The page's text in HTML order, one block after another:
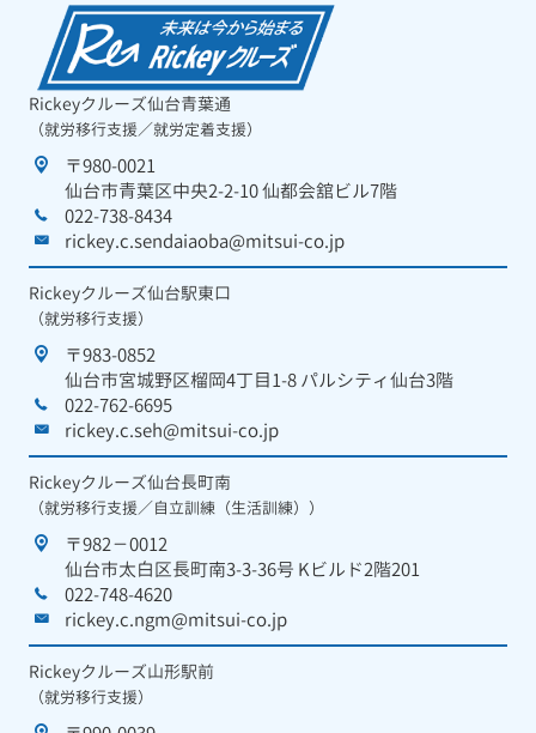
Rickeyクルーズ仙台青葉通
（就労移行支援／就労定着支援）
〒980-0021
仙台市青葉区中央2-2-10 仙都会舘ビル7階
022-738-8434
rickey.c.sendaiaoba@mitsui-co.jp
Rickeyクルーズ仙台駅東口
（就労移行支援）
〒983-0852
仙台市宮城野区榴岡4丁目1-8 パルシティ仙台3階
022-762-6695
rickey.c.seh@mitsui-co.jp
Rickeyクルーズ仙台長町南
（就労移行支援／自立訓練（生活訓練））
〒982－0012
仙台市太白区長町南3-3-36号 Kビルド2階201
022-748-4620
rickey.c.ngm@mitsui-co.jp
Rickeyクルーズ山形駅前
（就労移行支援）